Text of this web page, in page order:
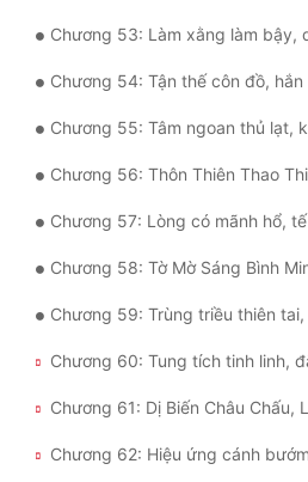
Chương 53: Làm xằng làm bậy, dục
Chương 54: Tận thế côn đồ, hắn so
Chương 55: Tâm ngoan thủ lạt,
Chương 56: Thôn Thiên Thao Thiết,
Chương 57: Lòng có mãnh hổ,
Chương 58: Tờ Mờ Sáng Bình
Chương 59: Trùng triều thiên